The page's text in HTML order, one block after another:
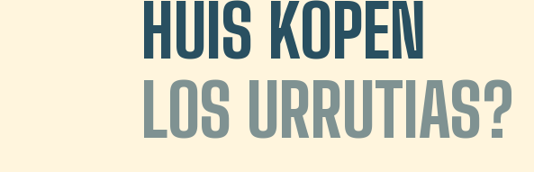
HUIS KOPEN
LOS URRUTIAS?